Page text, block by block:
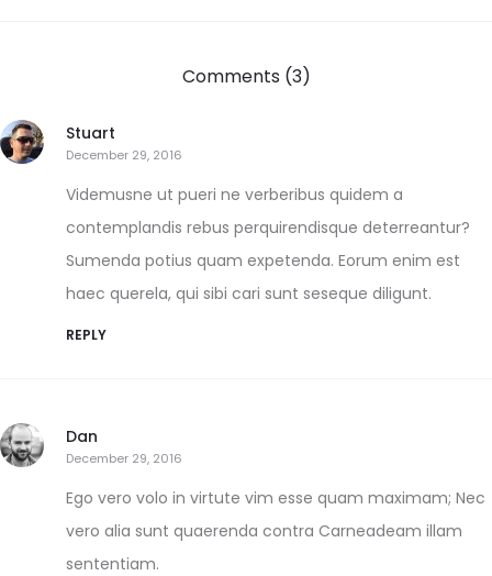
Comments (3)
Stuart
December 29, 2016
Videmusne ut pueri ne verberibus quidem a
contemplandis rebus perquirendisque deterreantur?
Sumenda potius quam expetenda. Eorum enim est
haec querela, qui sibi cari sunt seseque diligunt.
REPLY
Dan
December 29, 2016
Ego vero volo in virtute vim esse quam maximam; Nec
vero alia sunt quaerenda contra Carneadeam illam
sententiam.